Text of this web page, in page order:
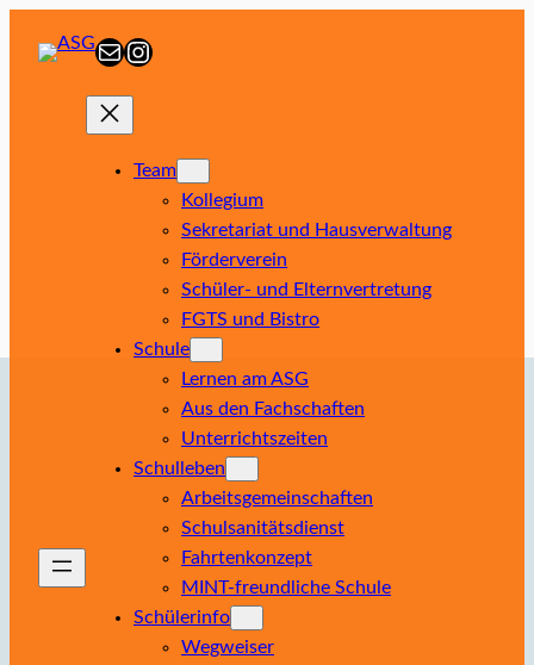
Inhalt
E-MailInstagram
Team
Kollegium
Sekretariat und Hausverwaltung
Förderverein
Schüler- und Elternvertretung
FGTS und Bistro
Schule
Lernen am ASG
Aus den Fachschaften
Unterrichtszeiten
Schulleben
Arbeitsgemeinschaften
Schulsanitätsdienst
Fahrtenkonzept
MINT-freundliche Schule
Schülerinfo
Wegweiser